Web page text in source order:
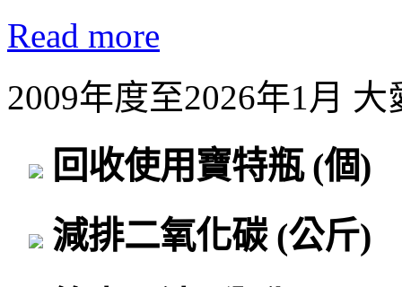
Read more
2009年度至2026年1月
回收使用寶特瓶 (個)
減排二氧化碳 (公斤)